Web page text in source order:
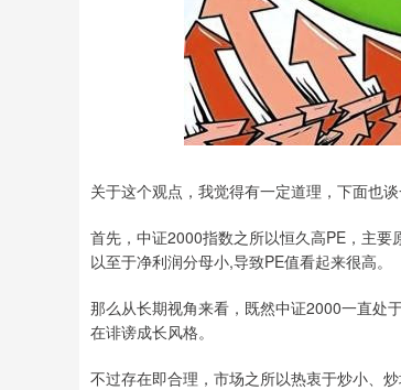
关于这个观点，我觉得有一定道理，下面也谈
首先，中证2000指数之所以恒久高PE，主
以至于净利润分母小,导致PE值看起来很高。
那么从长期视角来看，既然中证2000一直处
在诽谤成长风格。
不过存在即合理，市场之所以热衷于炒小、